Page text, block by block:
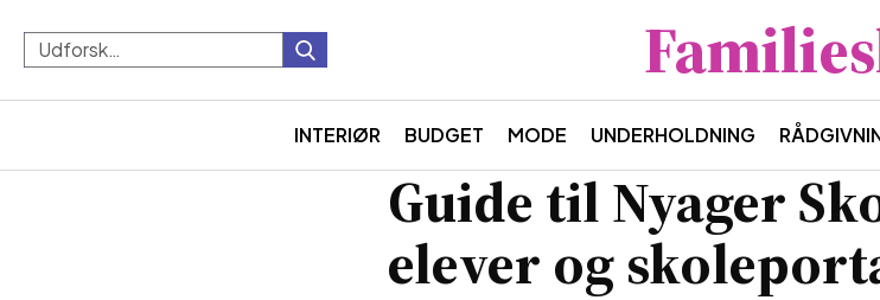
INTERIØR BUDGET MODE UNDERHOLDNING
Guide til Nyager
elever og